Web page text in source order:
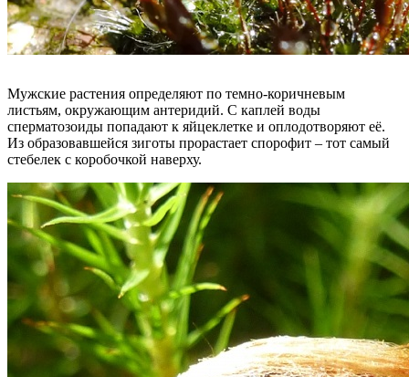
Мужские растения определяют по темно-коричневым
листьям, окружающим антеридий. С каплей воды
сперматозоиды попадают к яйцеклетке и оплодотворяют её.
Из образовавшейся зиготы прорастает спорофит – тот самый
стебелек с коробочкой наверху.